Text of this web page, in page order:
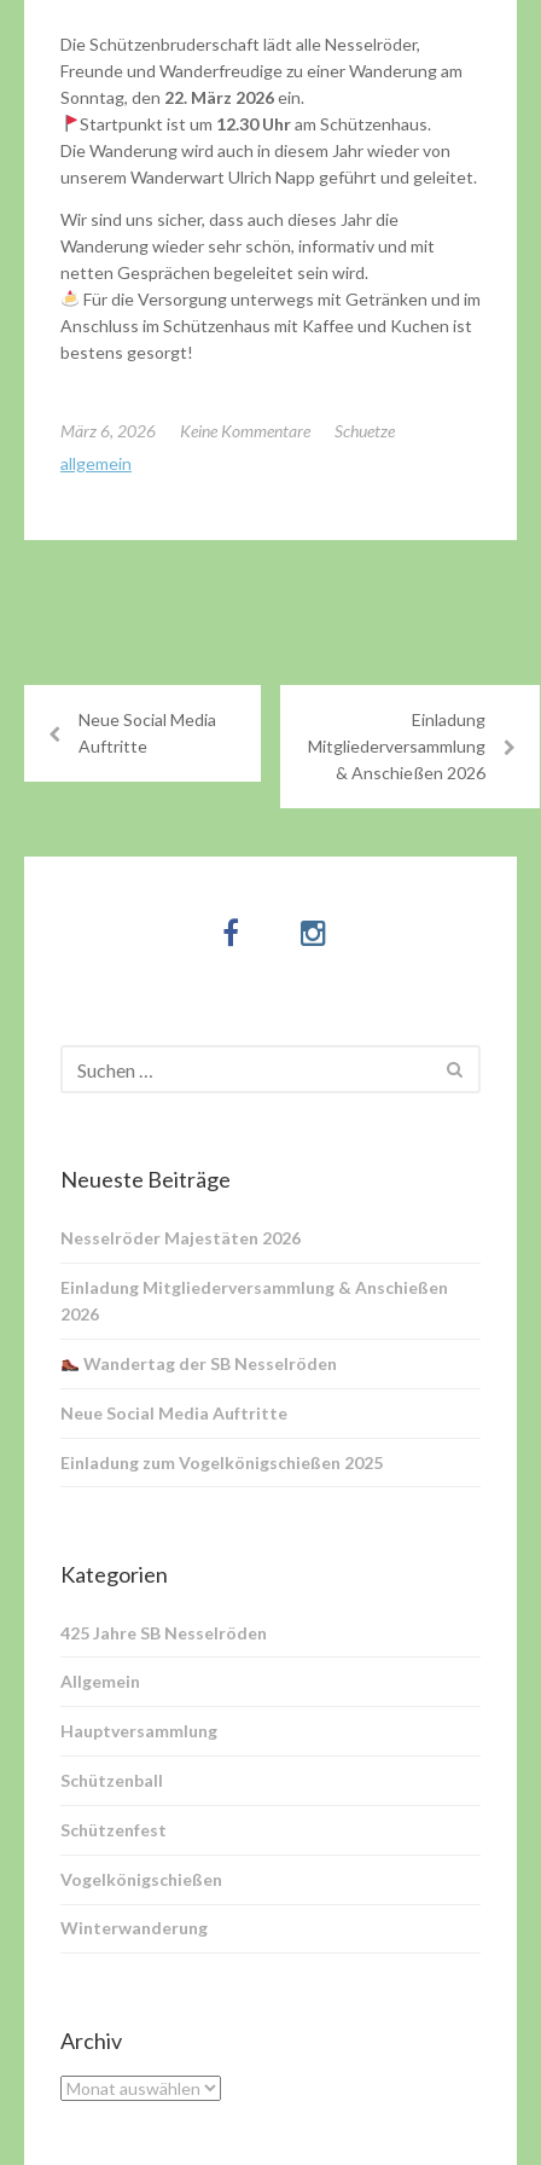
Die Schützenbruderschaft lädt alle Nesselröder,
Freunde und Wanderfreudige zu einer Wanderung am
Sonntag, den 22. März 2026ein.
Startpunkt ist um 12.30 Uhram Schützenhaus.
Die Wanderung wird auch in diesem Jahr wieder von
unserem Wanderwart Ulrich Napp geführt und geleitet.
Wir sind uns sicher, dass auch dieses Jahr die
Wanderung wieder sehr schön, informativ und mit
netten Gesprächen begeleitet sein wird.
Für die Versorgung unterwegs mit Getränken und im
Anschluss im Schützenhaus mit Kaffee und Kuchen ist
bestens gesorgt!
März 6, 2026 Keine Kommentare
Schuetze
allgemein
Neue Social Media
Auftritte
Einladung
Mitgliederversammlung
& Anschießen 2026
Neueste Beiträge
Nesselröder Majestäten 2026
Einladung Mitgliederversammlung & Anschießen
2026
Wandertag der SB Nesselröden
Neue Social Media Auftritte
Einladung zum Vogelkönigschießen 2025
Kategorien
425 Jahre SB Nesselröden
Allgemein
Hauptversammlung
Schützenball
Schützenfest
Vogelkönigschießen
Winterwanderung
Archiv
Archiv